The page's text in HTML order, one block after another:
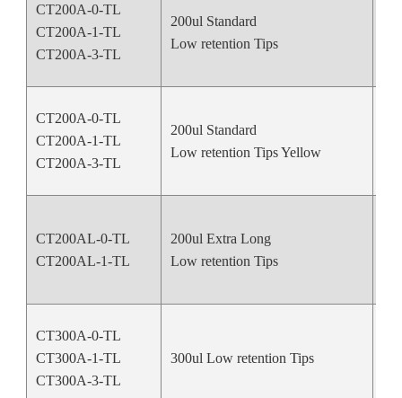
CT200A-0-TL
CT200A-1-TL
CT200A-3-TL
200ul Standard
Low retention Tips
CT200A-0-TL
CT200A-1-TL
CT200A-3-TL
200ul Standard
Low retention Tips Yellow
CT200AL-0-TL
CT200AL-1-TL
200ul Extra Long
Low retention Tips
CT300A-0-TL
CT300A-1-TL
CT300A-3-TL
300ul Low retention Tips